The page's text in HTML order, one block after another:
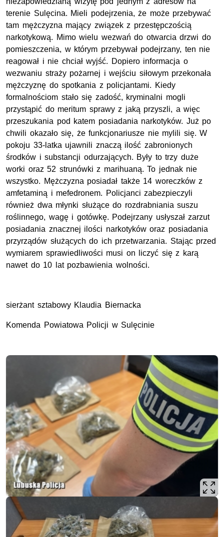
terenie Sulęcina. Mieli podejrzenia, że może przebywać
tam mężczyzna mający związek z przestępczością
narkotykową. Mimo wielu wezwań do otwarcia drzwi do
pomieszczenia, w którym przebywał podejrzany, ten nie
reagował i nie chciał wyjść. Dopiero informacja o
wezwaniu straży pożarnej i wejściu siłowym przekonała
mężczyznę do spotkania z policjantami. Kiedy
formalnościom stało się zadość, kryminalni mogli
przystąpić do meritum sprawy z jaką przyszli, a więc
przeszukania pod katem posiadania narkotyków. Już po
chwili okazało się, że funkcjonariusze nie mylili się. W
pokoju 33-latka ujawnili znaczą ilość zabronionych
środków i substancji odurzających. Były to trzy duże
worki oraz 52 strunówki z marihuaną. To jednak nie
wszystko. Mężczyzna posiadał także 14 woreczków z
amfetaminą i mefedronem. Policjanci zabezpieczyli
również dwa młynki służące do rozdrabniania suszu
roślinnego, wagę i gotówkę. Podejrzany usłyszał zarzut
posiadania znacznej ilości narkotyków oraz posiadania
przyrządów służących do ich przetwarzania. Stając przed
wymiarem sprawiedliwości musi on liczyć się z karą
nawet do 10 lat pozbawienia wolności.
sierżant sztabowy Klaudia Biernacka
Komenda Powiatowa Policji w Sulęcinie